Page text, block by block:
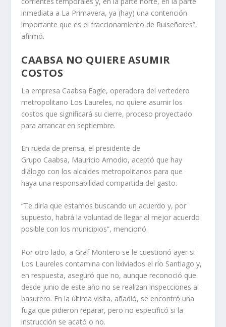
inmediata a La Primavera, ya (hay) una contención
importante que es el fraccionamiento de Ruiseñores”,
afirmó.
CAABSA NO QUIERE ASUMIR
COSTOS
La empresa Caabsa Eagle, operadora del vertedero
metropolitano Los Laureles, no quiere asumir los
costos que significará su cierre, proceso proyectado
para arrancar en septiembre.
En rueda de prensa, el presidente de
Grupo Caabsa, Mauricio Amodio, aceptó que hay
diálogo con los alcaldes metropolitanos para que
haya una responsabilidad compartida del gasto.
“Te diría que estamos buscando un acuerdo y, por
supuesto, habrá la voluntad de llegar al mejor acuerdo
posible con los municipios”, mencionó.
Por otro lado, a Graf Montero se le cuestionó ayer si
Los Laureles contamina con lixiviados el río Santiago y,
en respuesta, aseguró que no, aunque reconoció que
desde junio de este año no se realizan inspecciones al
basurero. En la última visita, añadió, se encontró una
fuga que pidieron reparar, pero no especificó si la
instrucción se acató o no.